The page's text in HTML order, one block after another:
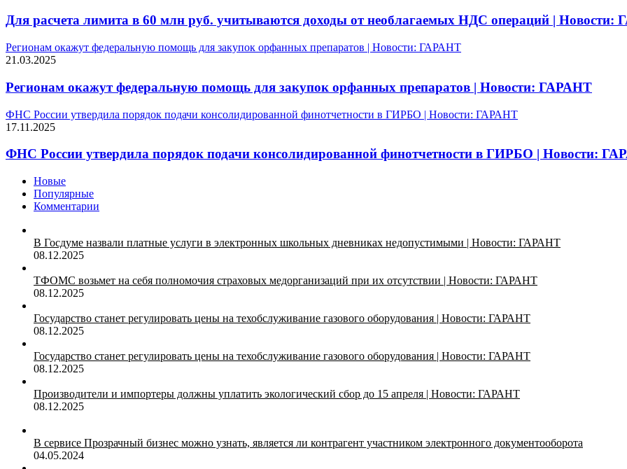
Для расчета лимита в 60 млн руб. учитываются доходы от необлагаемых НДС операций | Новости:
Регионам окажут федеральную помощь для закупок орфанных препаратов | Новости: ГАРАНТ
21.03.2025
Регионам окажут федеральную помощь для закупок орфанных препаратов | Новости: ГАРАНТ
ФНС России утвердила порядок подачи консолидированной финотчетности в ГИРБО | Новости: ГАРАНТ
17.11.2025
ФНС России утвердила порядок подачи консолидированной финотчетности в ГИРБО | Новости:
Новые
Популярные
Комментарии
В Госдуме назвали платные услуги в электронных школьных дневниках недопустимыми | Новости: ГАРАНТ
08.12.2025
ТФОМС возьмет на себя полномочия страховых медорганизаций при их отсутствии | Новости: ГАРАНТ
08.12.2025
Государство станет регулировать цены на техобслуживание газового оборудования | Новости: ГАРАНТ
08.12.2025
Государство станет регулировать цены на техобслуживание газового оборудования | Новости: ГАРАНТ
08.12.2025
Производители и импортеры должны уплатить экологический сбор до 15 апреля | Новости: ГАРАНТ
08.12.2025
В сервисе Прозрачный бизнес можно узнать, является ли контрагент участником электронного документооборота
04.05.2024